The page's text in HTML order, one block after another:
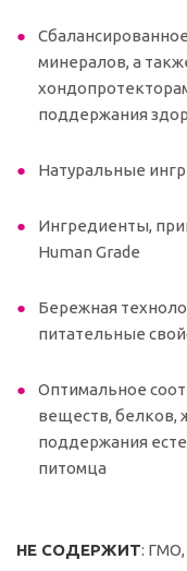
минералов, а
поддержания
Натуральные
Ингредиенты,
Human Grade
Бережная
питательные
Оптимальное
веществ, белков,
поддержания
питомца
НЕ СОДЕРЖИТ: ГМО,